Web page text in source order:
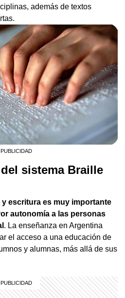
además de textos
sistema Braille
y escritura es muy importante
autonomía a las personas
. La enseñanza en Argentina
el acceso a una educación de
y alumnas, más allá de sus